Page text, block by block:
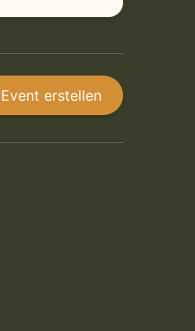
Event erstellen